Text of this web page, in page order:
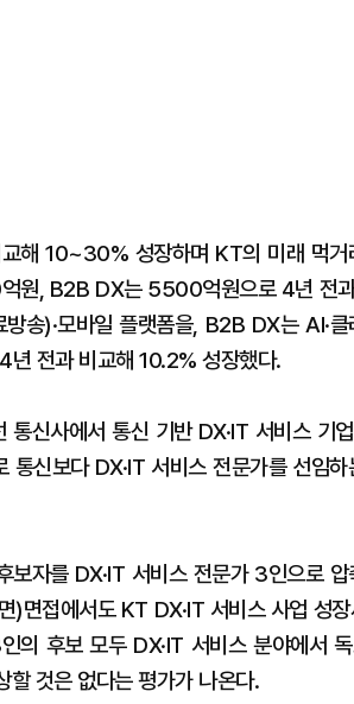
해 10~30% 성장하며 KT의 미래 먹거
원, B2B DX는 5500억원으로 4년 전
송)·모바일 플랫폼을, B2B DX는 AI·클
년 전과 비교해 10.2% 성장했다.
신사에서 통신 기반 DX·IT 서비스 기
통신보다 DX·IT 서비스 전문가를 선임
자를 DX·IT 서비스 전문가 3인으로
)면접에서도 KT DX·IT 서비스 사업 성
의 후보 모두 DX·IT 서비스 분야에서
할 것은 없다는 평가가 나온다.